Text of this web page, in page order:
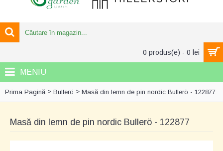
0 produs(e) - 0 lei
MENIU
Prima Pagină > Bullerö > Masă din lemn de pin nordic Bullerö - 122877
Masă din lemn de pin nordic Bullerö - 122877